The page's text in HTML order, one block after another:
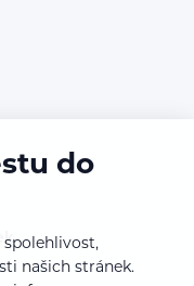
do
spolehlivost,
našich stránek.